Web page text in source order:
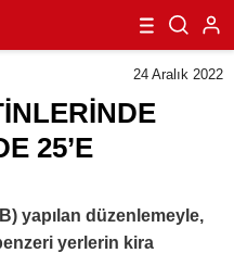
24 Aralık 2022
25’E
yapılan düzenlemeyle,
yerlerin kira